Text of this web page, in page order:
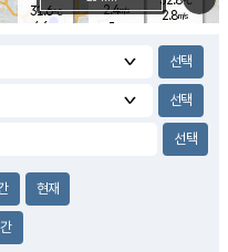
2.8m/s
2.4m/s
-
31.6℃
4.6 m/s
현재